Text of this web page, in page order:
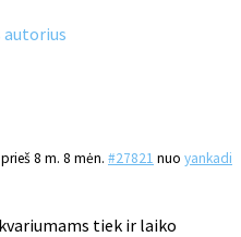
autorius
prieš 8 m. 8 mėn. #27821 nuo yankadi
tiek ir laiko